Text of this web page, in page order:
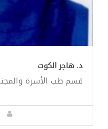
د. هاجر الكوت
قسم طب الأسرة